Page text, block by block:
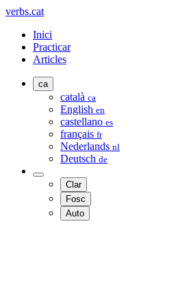
verbs.cat
Inici
Practicar
Articles
ca
català ca
English en
castellano es
français fr
Nederlands nl
Deutsch de
Clar
Fosc
Auto